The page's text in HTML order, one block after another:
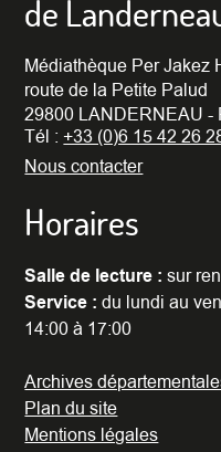
de
Médiathèque Per Jakez
route de la Petite Palud
29800 LANDERNEAU -
Tél :+33 (0)6 15 42 26
Nous contacter
Horaires
Salle de lecture : sur
Service : du lundi au
14:00 à 17:00
Archives
Plan du site
Mentions légales